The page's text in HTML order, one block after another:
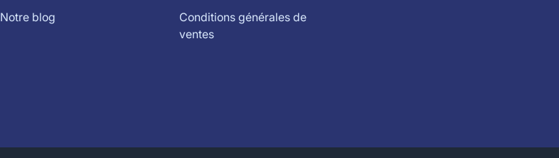
Notre blog
Conditions générales de
ventes